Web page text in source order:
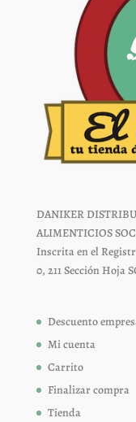
DANIKER
ALIMENTICIOS
Inscrita en el
0, 211 Sección Hoja
Descuento
Mi cuenta
Carrito
Finalizar compra
Tienda